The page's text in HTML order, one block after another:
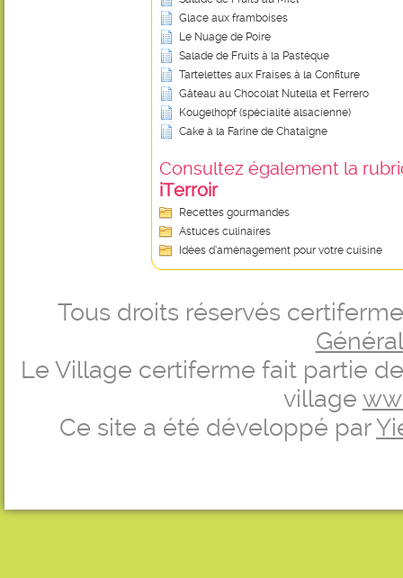
Glace aux framboises
Le Nuage de Poire
Salade de Fruits à la Pastèque
Tartelettes aux Fraises à la Confiture
Gâteau au Chocolat Nutella et Ferrero
Kougelhopf (spécialité alsacienne)
Cake à la Farine de Chataîgne
Consultez également la
iTerroir
Recettes gourmandes
Astuces culinaires
Idées d’aménagement pour votre cuisine
Tous droits réservés
Le Village certiferme fait partie
village
Ce site a été développé par